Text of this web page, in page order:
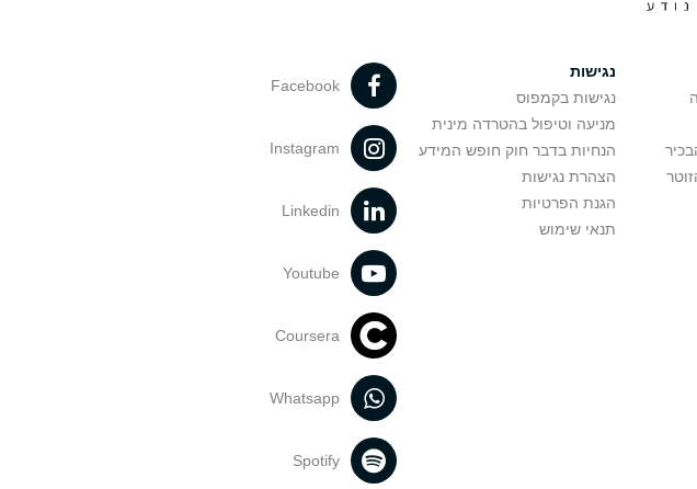
נגישות
נגישות בקמפוס
מניעה וטיפול בהטרדה מינית
הנחיות בדבר חוק חופש המידע
הצהרת נגישות
הגנת הפרטיות
תנאי שימוש
Facebook
Instagram
Linkedin
Youtube
Coursera
Whatsapp
Spotify